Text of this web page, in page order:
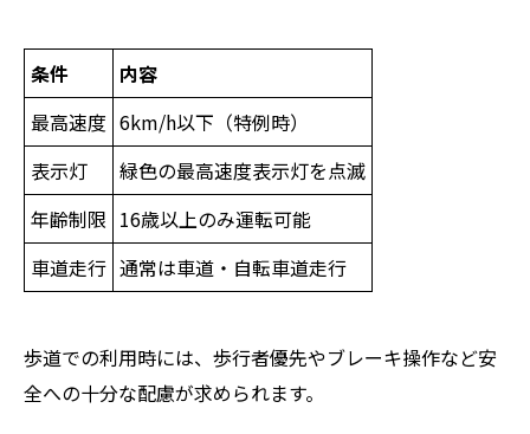
条件
内容
最高速度 6km/h以下（特例時）
表示灯
緑色の最高速度表示灯を点滅
年齢制限 16歳以上のみ運転可能
車道走行 通常は車道・自転車道走行
歩道での利用時には、歩行者優先やブレーキ操作など安
全への十分な配慮が求められます。